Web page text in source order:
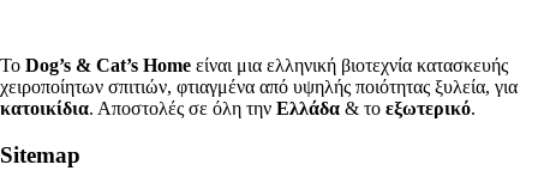
Το Dog’s & Cat’s Home είναι μια ελληνική βιοτεχνία κατασκευής
χειροποίητων σπιτιών, φτιαγμένα από υψηλής ποιότητας ξυλεία, για
κατοικίδια. Αποστολές σε όλη την Ελλάδα & το εξωτερικό.
Sitemap